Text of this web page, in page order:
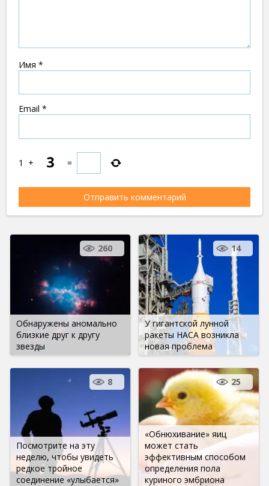
Имя *
Email *
1 + =
Обнаружены аномально
близкие друг к другу
звезды
260
У гигантской лунной
ракеты НАСА возникла
новая проблема
14
Посмотрите на эту
неделю, чтобы увидеть
редкое тройное
соединение «улыбается»
8
«Обнюхивание» яиц
может стать
эффективным способом
определения пола
куриного эмбриона
25